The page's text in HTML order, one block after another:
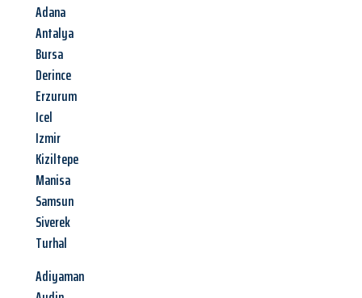
Adana
Antalya
Bursa
Derince
Erzurum
Icel
Izmir
Kiziltepe
Manisa
Samsun
Siverek
Turhal
Adiyaman